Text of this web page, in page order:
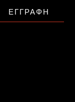
ΕΓΓΡΑΦΗ